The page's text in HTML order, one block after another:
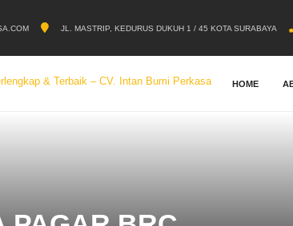
JL. MASTRIP, KEDURUS DUKUH 1 / 45 KOTA SURABAYA
HOME